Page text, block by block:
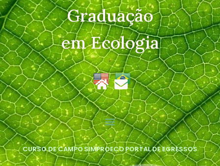
Graduação
em Ecologia
CURSO DE CAMPOSIMPROECOPORTAL DE EGRESSOS